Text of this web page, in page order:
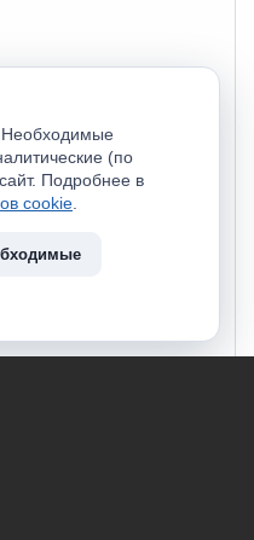
(по
Подробнее в
cookie